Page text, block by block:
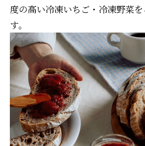
度の高い冷凍いちご・冷凍野菜
す。